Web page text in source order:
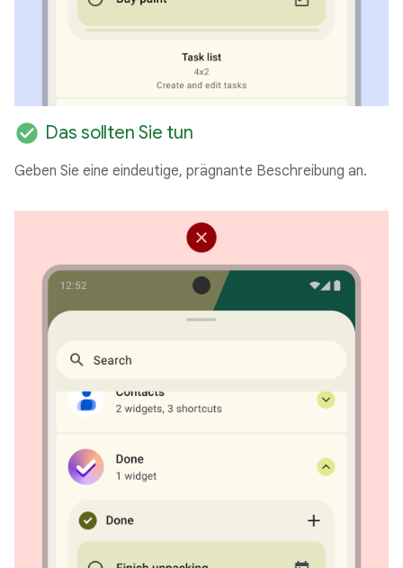
check_circle Das sollten Sie tun
Geben Sie eine eindeutige, prägnante Beschreibung an.